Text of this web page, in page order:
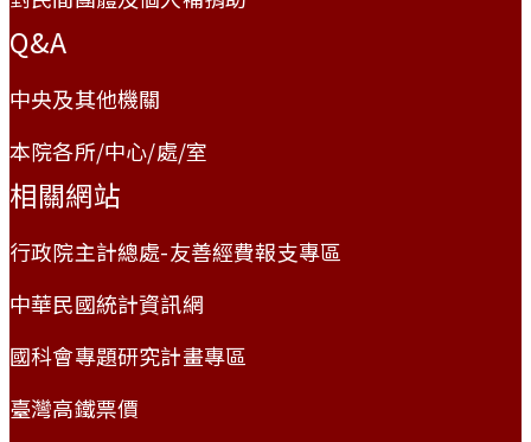
Q&A
中央及其他機關
本院各所/中心/處/室
相關網站
行政院主計總處-友善經費報支專區
中華民國統計資訊網
國科會專題研究計畫專區
臺灣高鐵票價